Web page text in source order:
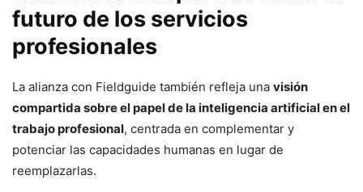
futuro de los servicios
profesionales
La alianza con Fieldguide también refleja una visión
compartida sobre el papel de la inteligencia artificial en el
trabajo profesional, centrada en complementar y
potenciar las capacidades humanas en lugar de
reemplazarlas.